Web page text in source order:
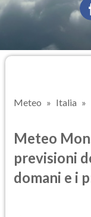
Meteo Italia
Meteo
previsioni
domani e i